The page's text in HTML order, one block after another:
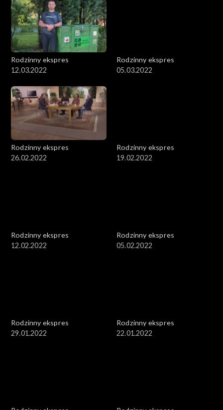
Rodzinny ekspres
12.03.2022
Rodzinny ekspres
05.03.2022
Rodzinny ekspres
26.02.2022
Rodzinny ekspres
19.02.2022
Rodzinny ekspres
12.02.2022
Rodzinny ekspres
05.02.2022
Rodzinny ekspres
29.01.2022
Rodzinny ekspres
22.01.2022